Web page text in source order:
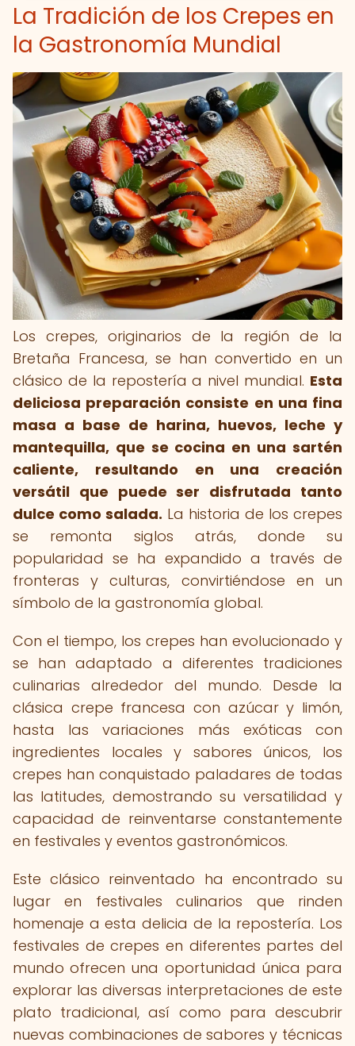
La Tradición de los Crepes en
la Gastronomía Mundial
Los crepes, originarios de la región de la
Bretaña Francesa, se han convertido en un
clásico de la repostería a nivel mundial. Esta
deliciosa preparación consiste en una fina
masa a base de harina, huevos, leche y
mantequilla, que se cocina en una sartén
caliente, resultando en una creación
versátil que puede ser disfrutada tanto
dulce como salada. La historia de los crepes
se remonta siglos atrás, donde su
popularidad se ha expandido a través de
fronteras y culturas, convirtiéndose en un
símbolo de la gastronomía global.
Con el tiempo, los crepes han evolucionado y
se han adaptado a diferentes tradiciones
culinarias alrededor del mundo. Desde la
clásica crepe francesa con azúcar y limón,
hasta las variaciones más exóticas con
ingredientes locales y sabores únicos, los
crepes han conquistado paladares de todas
las latitudes, demostrando su versatilidad y
capacidad de reinventarse constantemente
en festivales y eventos gastronómicos.
Este clásico reinventado ha encontrado su
lugar en festivales culinarios que rinden
homenaje a esta delicia de la repostería. Los
festivales de crepes en diferentes partes del
mundo ofrecen una oportunidad única para
explorar las diversas interpretaciones de este
plato tradicional, así como para descubrir
nuevas combinaciones de sabores y técnicas